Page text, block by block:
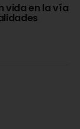
vida en la vía